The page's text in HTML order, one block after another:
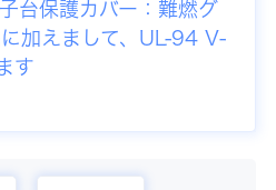
台保護カバー：難燃グ
加えまして、UL-94 V-
す